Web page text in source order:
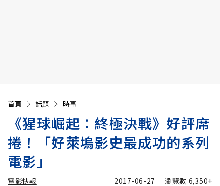
首頁 話題 時事
《猩球崛起：終極決戰》好評席
捲！「好萊塢影史最成功的系列
電影」
電影快報 2017-06-27 瀏覽數 6,350+